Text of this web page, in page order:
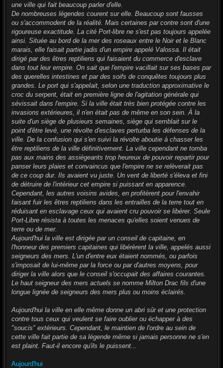
une ville qui fait beaucoup parler d'elle.
De nombreuses légendes courent sur elle. Beaucoup sont fausses
ou s'accommodent de la réalité. Mais certaines par contre sont d'une
rigoureuse exactitude. La cité Port-libre ne s'est pas toujours appelée
ainsi. Située au bord de la mer des roseaux entre le Noir et le Blanc
marais, elle faisait partie jadis d'un empire appelé Valossa. Il était
dirigé par des êtres reptiliens qui faisaient du commerce d'esclave
dans tout leur empire. On sait que l'empire vacillait sur ses bases par
des querelles intestines et par des soifs de conquêtes toujours plus
grandes. Le port qui s'appelait, selon une traduction approximative le
croc du serpent, était en première ligne de l'agitation générale qui
sévissait dans l'empire. Si la ville était très bien protégée contre les
invasions extérieures, il n'en était pas de même en son sein. À la
suite d'un siège de plusieurs semaines, siège qui semblait sur le
point d'être levé, une révolte d'esclaves perturba les défenses de la
ville. De la confusion qui s'en suivi la révolte aboutie à chasser les
être reptiliens de la ville définitivement. La ville cependant ne tomba
pas aux mains des assiégeants trop heureux de pouvoir repartir pour
panser leurs plaies et convaincus que l'empire ne se relèverait pas
de ce coup dur. Ils avaient vu juste. Un vent de liberté s'éleva et fini
de détruire de l'intérieur cet empire si puissant en apparence.
Cependant, les autres voisins avides, en profitèrent pour l'envahir
faisant fuir les êtres reptiliens dans les entrailles de la terre tout en
réduisant en esclavage ceux qui avaient cru pouvoir se libérer. Seule
Port-Libre résista à toutes les menaces qu'elles soient venues de
terre ou de mer.
Aujourd'hui la ville est dirigée par un conseil de capitaine, en
l'honneur des premiers capitaines qui libérèrent la ville, appelés aussi
seigneurs des mers. L'un d'entre eux étaient nommés, ou parfois
s'imposait de lui-même par la force ou par d'autres moyens, pour
diriger la ville alors que le conseil s'occupait des affaires courantes.
Le haut seigneur des mers actuels se nomme Milton Drac fils d'une
longue lignée de seigneurs des mers plus ou moins éclairés.
Aujourd'hui la ville en elle même donne un abri sûr et une protection
contre tous ceux qui veulent se faire oublier ou échapper à des
"soucis" extérieurs. Cependant, le maintien de l'ordre au sein de
cette ville fait partie de sa légende même si jamais personne ne s'en
est plaint. Faut-il encore qu'ils le puissent...
Aujourd'hui